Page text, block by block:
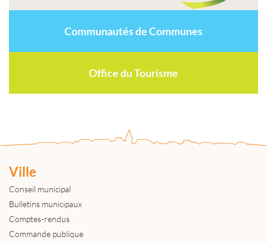
Communautés de Communes
Office du Tourisme
Ville
Conseil municipal
Bulletins municipaux
Comptes-rendus
Commande publique